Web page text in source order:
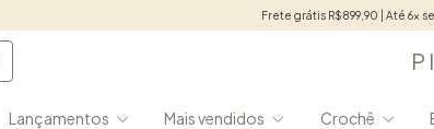
Frete grátis R$899,90 | Até 6x
P
Lançamentos Mais vendidos Crochê